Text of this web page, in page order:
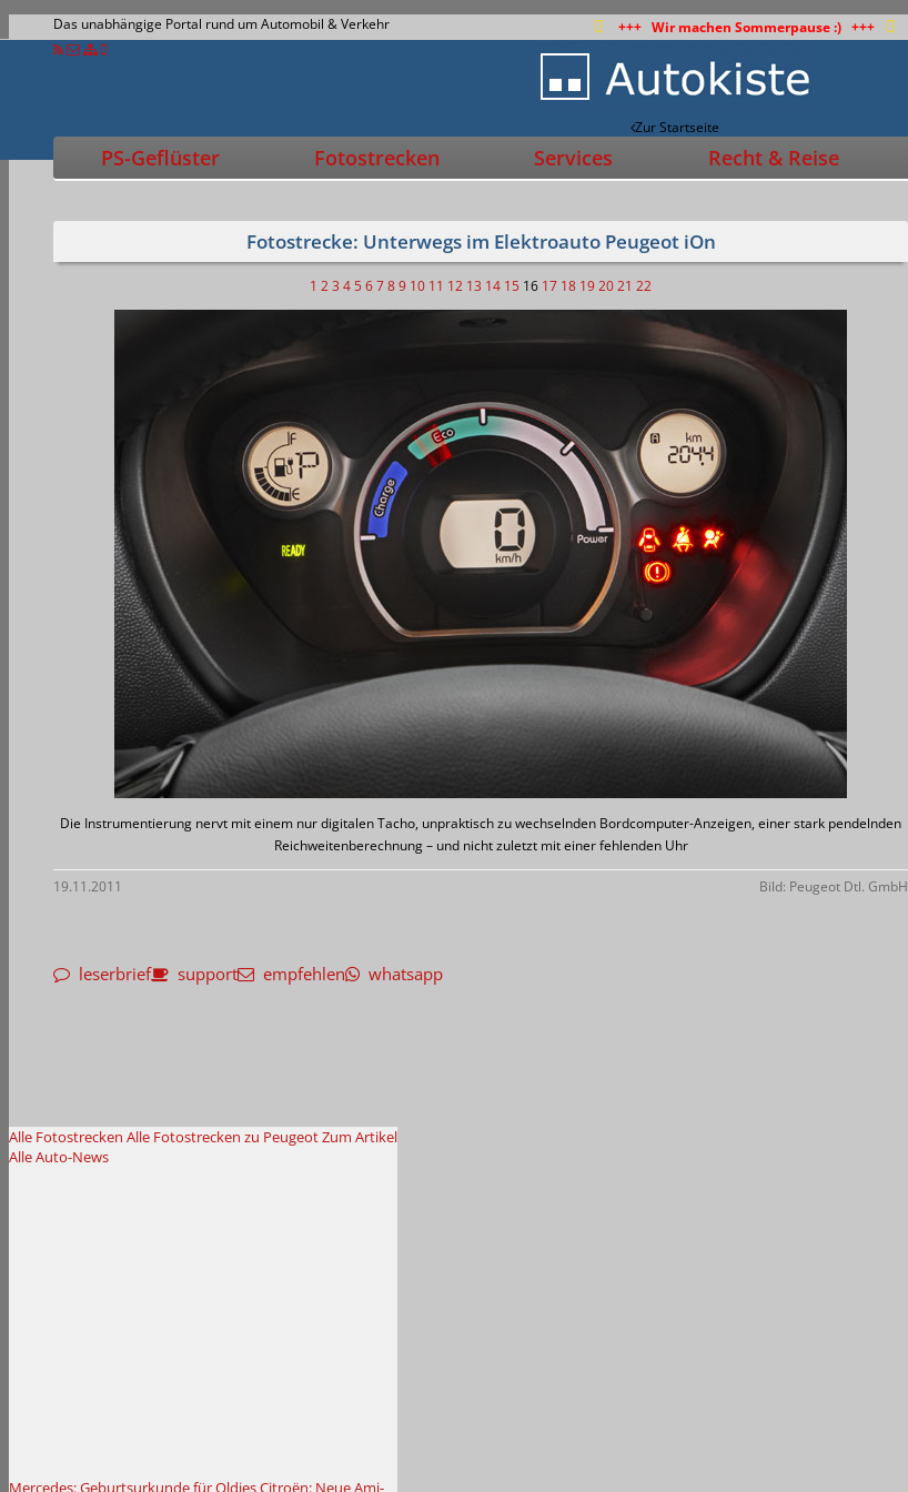
Das unabhängige Portal rund um Automobil & Verkehr +++ Wir machen Sommerpause :) +++
Zur Startseite
PS-Geflüster Fotostrecken Services Recht & Reise
Fotostrecke: Unterwegs im Elektroauto Peugeot iOn
1 23 4 56789 10 11 12 13 14 15 16 17 18 192021 22
Die Instrumentierung nervt mit einem nur digitalen Tacho, unpraktisch zu wechselnden Bordcomputer-Anzeigen, einer stark pendelnden
Reichweitenberechnung – und nicht zuletzt mit einer fehlenden Uhr
19.11.2011 Bild: Peugeot Dtl. GmbH
leserbrief support empfehlen whatsapp
Alle Fotostrecken Alle Fotostrecken zu PeugeotZum Artikel
Alle Auto-News
Mercedes: Geburtsurkunde für OldiesCitroën: Neue Ami-